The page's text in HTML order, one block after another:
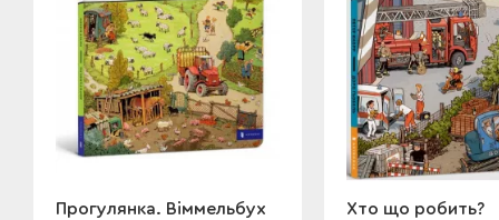
Прогулянка. Віммельбух
Хто що робить?